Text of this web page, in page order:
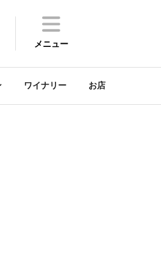
メニュー
ワイナリー お店